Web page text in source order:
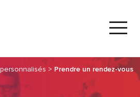
> Prendre un rendez-vous